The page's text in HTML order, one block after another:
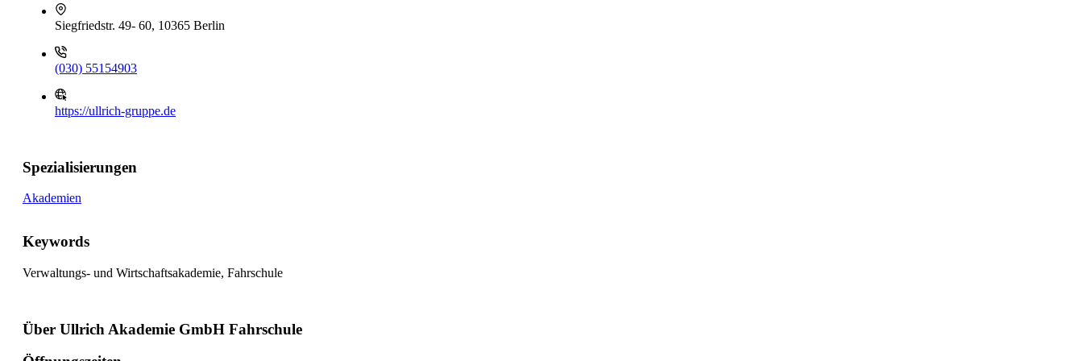
Siegfriedstr. 49- 60, 10365 Berlin
(030) 55154903
https://ullrich-gruppe.de
Spezialisierungen
Akademien
Keywords
Verwaltungs- und Wirtschaftsakademie, Fahrschule
Über Ullrich Akademie GmbH Fahrschule